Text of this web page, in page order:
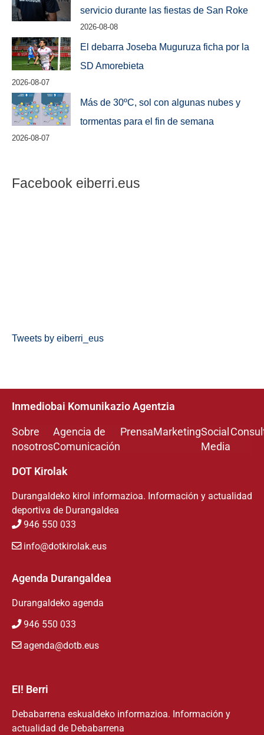
servicio durante las fiestas de San Roke
2026-08-08
El debarra Joseba Muguruza ficha por la
SD Amorebieta
2026-08-07
Más de 30ºC, sol con algunas nubes y
tormentas para el fin de semana
2026-08-07
Facebook eiberri.eus
Tweets by eiberri_eus
Inmediobai Komunikazio Agentzia
Sobre
nosotros
Agencia de
Comunicación
PrensaMarketingSocial
Media
DOT Kirolak
Durangaldeko kirol informazioa. Información y actualidad
deportiva de Durangaldea
946 550 033
info@dotkirolak.eus
Agenda Durangaldea
Durangaldeko agenda
946 550 033
agenda@dotb.eus
EI! Berri
Debabarrena eskualdeko informazioa. Información y
actualidad de Debabarrena